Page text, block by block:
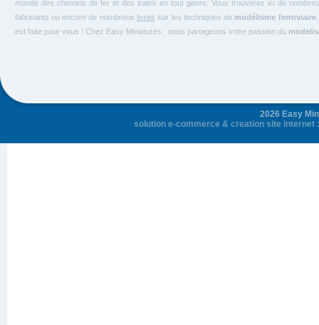
monde des chemins de fer et des trains en tout genre. Vous trouverez ici de
fabricants ou encore de nombreux livres sur les techniques de modélisme ferroviaire
est faite pour vous ! Chez Easy Miniatures, nous partageons votre passion du
2026 Easy
solution e-commerce & creation site internet